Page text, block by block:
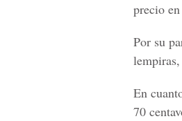
precio
Por su
En
70